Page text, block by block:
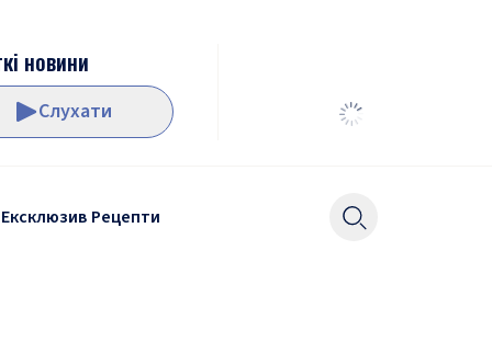
новини
Слухати
Ексклюзив Рецепти